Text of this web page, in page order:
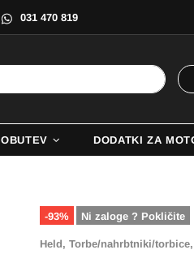
031 470 819
OBUTEV DODATKI ZA
-93% Ni zaloge ? Pokličite
Held, Torbe/nahrbtniki/torbice,